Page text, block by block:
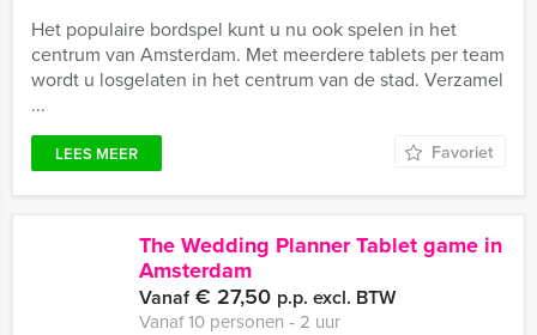
Het populaire bordspel kunt u nu ook spelen in het
centrum van Amsterdam. Met meerdere tablets per team
wordt u losgelaten in het centrum van de stad. Verzamel
...
LEES MEER Favoriet
The Wedding Planner Tablet game in
Amsterdam
Vanaf€ 27,50 p.p. excl. BTW
Vanaf 10 personen ‐ 2 uur